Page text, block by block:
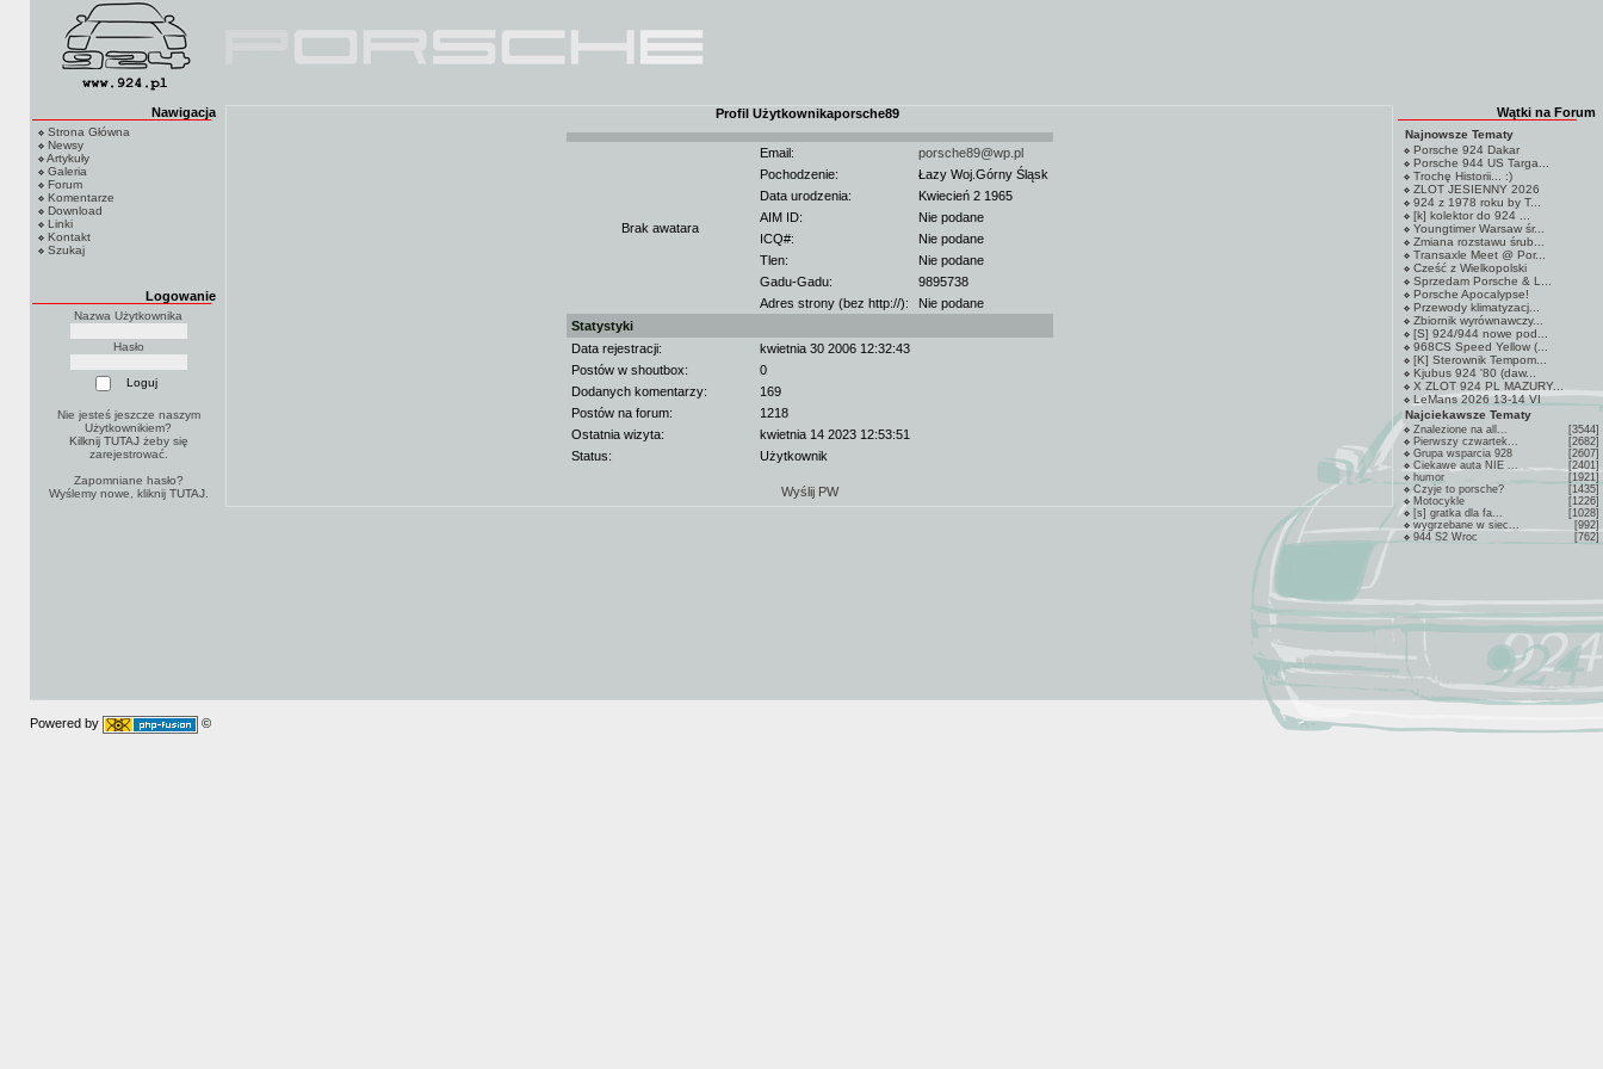
Nawigacja
Strona Główna
Newsy
Artykuły
Galeria
Forum
Komentarze
Download
Linki
Kontakt
Szukaj
Logowanie
Nazwa Użytkownika
Hasło
Nie jesteś jeszcze naszym
Użytkownikiem?
Kilknij TUTAJżeby się
zarejestrować.
Zapomniane hasło?
Wyślemy nowe, kliknij TUTAJ.
Profil Użytkownikaporsche89
Brak awatara
Email:
porsche89@wp.pl
Pochodzenie:
Łazy Woj.Górny Śląsk
Data urodzenia:
Kwiecień 2 1965
AIM ID:
Nie podane
ICQ#:
Nie podane
Tlen:
Nie podane
Gadu-Gadu:
9895738
Adres strony (bez http://):
Nie podane
Statystyki
Data rejestracji:
kwietnia 30 2006 12:32:43
Postów w shoutbox:
0
Dodanych komentarzy:
169
Postów na forum:
1218
Ostatnia wizyta:
kwietnia 14 2023 12:53:51
Status:
Użytkownik
Wyślij PW
Wątki na Forum
Najnowsze Tematy
Porsche 924 Dakar
Porsche 944 US Targa...
Trochę Historii... :)
ZLOT JESIENNY 2026
924 z 1978 roku by T...
[k] kolektor do 924 ...
Youngtimer Warsaw śr...
Zmiana rozstawu śrub...
Transaxle Meet @ Por...
Cześć z Wielkopolski
Sprzedam Porsche & L...
Porsche Apocalypse!
Przewody klimatyzacj...
Zbiornik wyrównawczy...
[S] 924/944 nowe pod...
968CS Speed Yellow (...
[K] Sterownik Tempom...
Kjubus 924 '80 (daw...
X ZLOT 924 PL MAZURY...
LeMans 2026 13-14 VI
Najciekawsze Tematy
Znalezione na all...
[3544]
Pierwszy czwartek...
[2682]
Grupa wsparcia 928
[2607]
Ciekawe auta NIE ...
[2401]
humor
[1921]
Czyje to porsche?
[1435]
Motocykle
[1226]
[s] gratka dla fa...
[1028]
wygrzebane w siec...
[992]
944 S2 Wroc
[762]
Powered by ©